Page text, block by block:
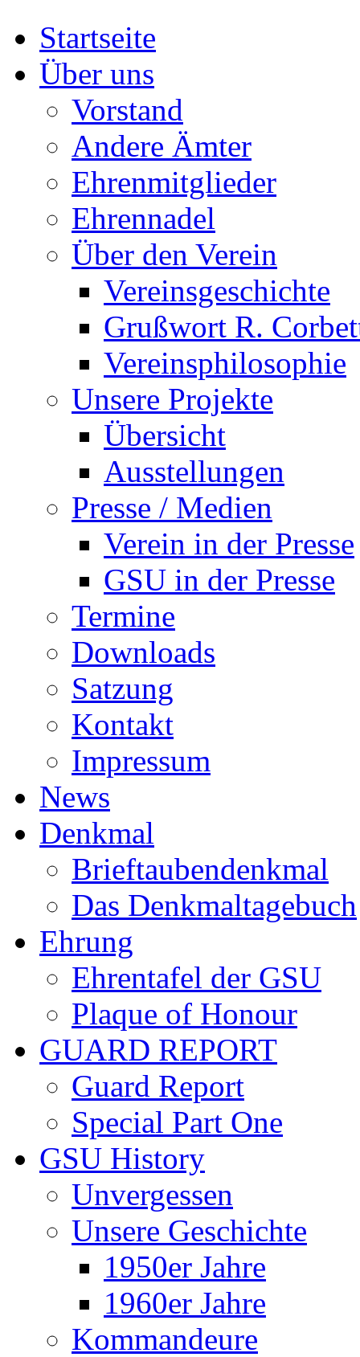
Startseite
Über uns
Vorstand
Andere Ämter
Ehrenmitglieder
Ehrennadel
Über den Verein
Vereinsgeschichte
Grußwort R.
Vereinsphilosophie
Unsere Projekte
Übersicht
Ausstellungen
Presse / Medien
Verein in der Presse
GSU in der Presse
Termine
Downloads
Satzung
Kontakt
Impressum
News
Denkmal
Brieftaubendenkmal
Das Denkmaltagebuch
Ehrung
Ehrentafel der GSU
Plaque of Honour
GUARD REPORT
Guard Report
Special Part One
GSU History
Unvergessen
Unsere Geschichte
1950er Jahre
1960er Jahre
Kommandeure